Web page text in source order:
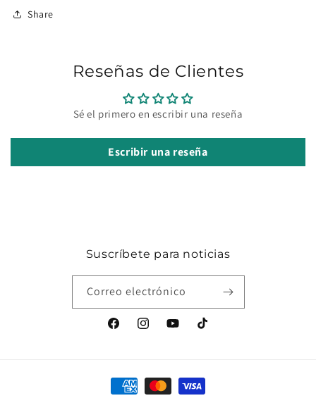
Share
Reseñas de Clientes
Sé el primero en escribir una reseña
Escribir una reseña
Suscríbete para noticias
Correo electrónico
FacebookInstagramYouTubeTikTok
Formas
de